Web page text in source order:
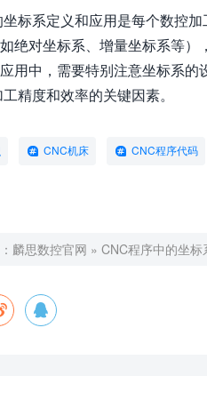
标系定义和应用是每个数控
绝对坐标系、增量坐标系等
用中，需要特别注意坐标系
精度和效率的关键因素。
CNC机床 CNC程序代码
麟思数控官网 » CNC程序中的坐标
